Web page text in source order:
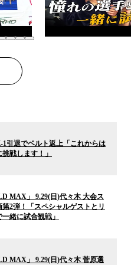
1引退でベルト返上「これからは
戦します！」
MAX」 9.29(日)代々木 大会ス
2弾！「スペシャルゲストとリ
緒に試合観戦」
MAX」 9.29(日)代々木 菅原選